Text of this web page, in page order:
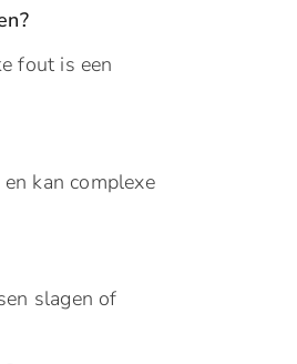
fout is een
kan complexe
slagen of